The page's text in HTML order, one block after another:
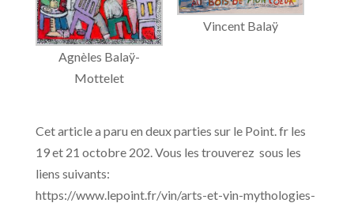
Agnèles Balaÿ-
Mottelet
Vincent Balaÿ
Cet article a paru en deux parties sur le Point. fr les
19 et 21 octobre 202. Vous les trouverez sous les
liens suivants:
https://www.lepoint.fr/vin/arts-et-vin-mythologies-